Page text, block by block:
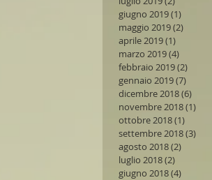
giugno 2019(1)
maggio 2019(2)
aprile 2019(1)
marzo 2019(4)
febbraio 2019(2)
gennaio 2019(7)
dicembre 2018(6)
novembre 2018(1)
ottobre 2018(1)
settembre 2018(3)
agosto 2018(2)
luglio 2018(2)
giugno 2018(4)